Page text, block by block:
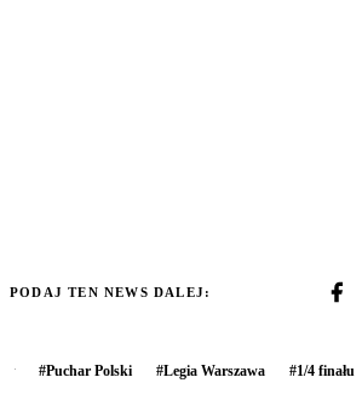
PODAJ TEN NEWS DALEJ:
#Puchar Polski #Legia Warszawa #1/4 finału